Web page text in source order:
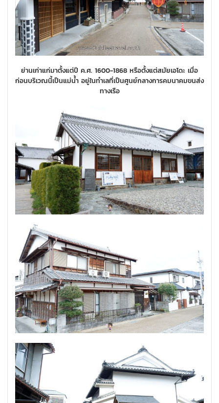
ย่านเก่าแก่มาตั้งแต่ปี ค.ศ. 1600-1868 หรือตั้งแต่สมัยเอโดะ เมื่อ
ก่อนบริเวณนี้เป็นแม่น้ำ อยู่ในทำเลที่เป็นศูนย์กลางการคมนาคมขนส่ง
ทางเรือ